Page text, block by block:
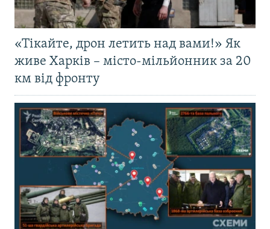
«Тікайте, дрон летить над вами!» Як
живе Харків – місто-мільйонник за 20
км від фронту